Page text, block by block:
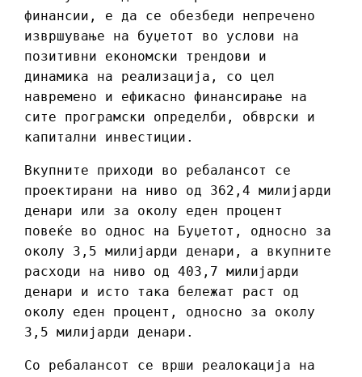
финансии, е да се обезбеди непречено
извршување на буџетот во услови на
позитивни економски трендови и
динамика на реализација, со цел
навремено и ефикасно финансирање на
сите програмски определби, обврски и
капитални инвестиции.
Вкупните приходи во ребалансот се
проектирани на ниво од 362,4 милијарди
денари или за околу еден процент
повеќе во однос на Буџетот, односно за
околу 3,5 милијарди денари, а вкупните
расходи на ниво од 403,7 милијарди
денари и исто така бележат раст од
околу еден процент, односно за околу
3,5 милијарди денари.
Со ребалансот се врши реалокација на